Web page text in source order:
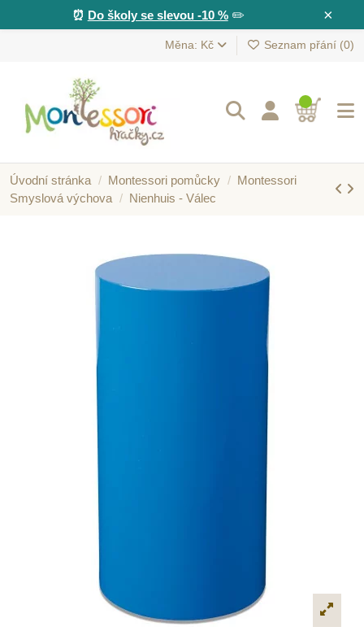
×
⏰ Do školy se slevou -10 %✏️
Měna: Kč Seznam přání (0)
Úvodní stránka Montessori pomůcky
Montessori
Smyslová výchova
Nienhuis - Válec